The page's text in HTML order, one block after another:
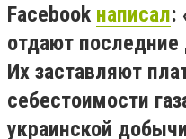
Facebook написал:
отдают последние
Их заставляют
себестоимости
украинской